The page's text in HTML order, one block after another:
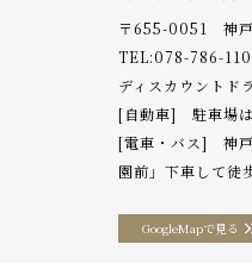
〒655-0051 神戸
TEL:078-786-
ディスカウントド
[自動車] 駐車場は
[電車・バス] 神戸
園前」下車して徒
GoogleMapで見る